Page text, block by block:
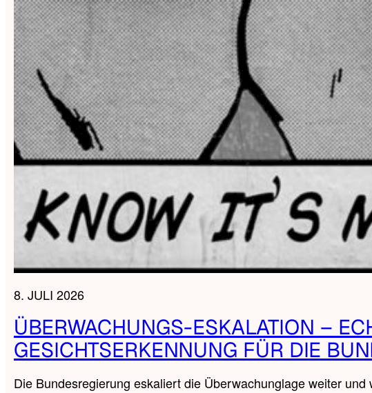
8. JULI 2026
ÜBERWACHUNGS-ESKALATION –
GESICHTSERKENNUNG FÜR DIE
Die Bundesregierung eskaliert die Überwachunglage weiter